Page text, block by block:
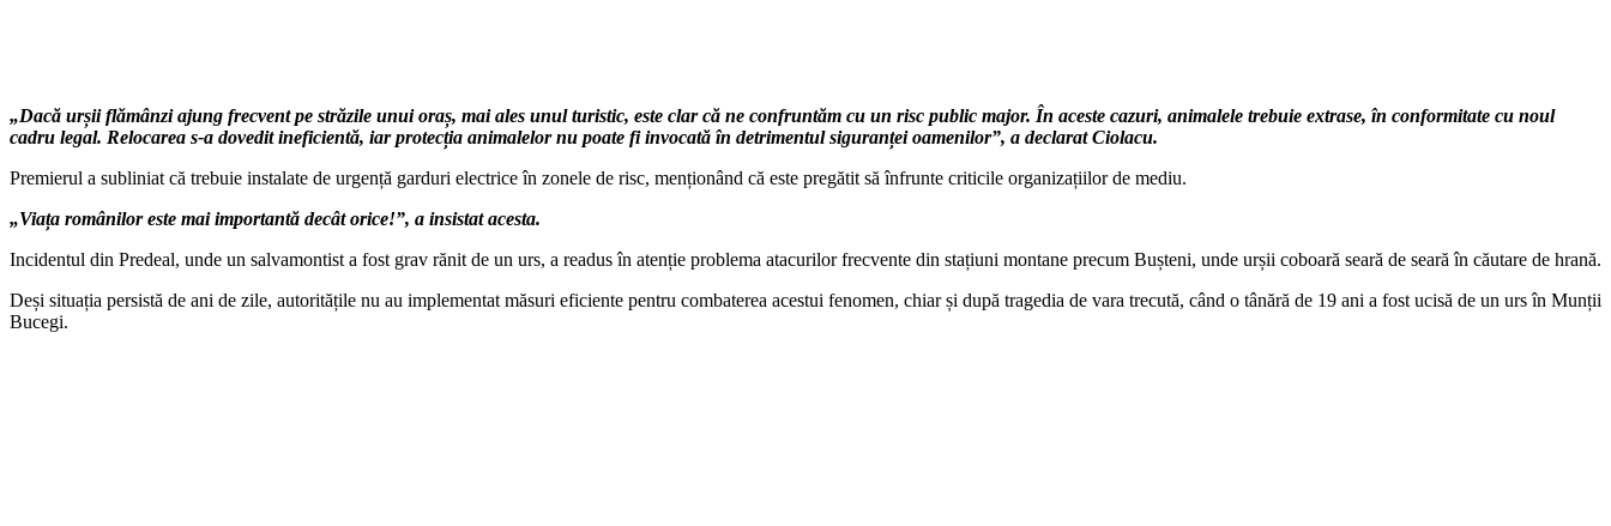
„Dacă urșii flămânzi ajung frecvent pe străzile unui oraș, mai ales unul turistic, este clar că ne confruntăm cu un risc public major. În aceste cazuri, animalele trebuie extrase, în conformitate cu noul
cadru legal. Relocarea s-a dovedit ineficientă, iar protecția animalelor nu poate fi invocată în detrimentul siguranței oamenilor”, a declarat Ciolacu.
Premierul a subliniat că trebuie instalate de urgență garduri electrice în zonele de risc, menționând că este pregătit să înfrunte criticile organizațiilor de mediu.
„Viața românilor este mai importantă decât orice!”, a insistat acesta.
Incidentul din Predeal, unde un salvamontist a fost grav rănit de un urs, a readus în atenție problema atacurilor frecvente din stațiuni montane precum Bușteni, unde urșii coboară seară de seară în căutare de hrană.
Deși situația persistă de ani de zile, autoritățile nu au implementat măsuri eficiente pentru combaterea acestui fenomen, chiar și după tragedia de vara trecută, când o tânără de 19 ani a fost ucisă de un urs în Munții
Bucegi.